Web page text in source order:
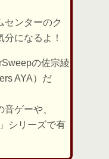
センターのク
になるよ！
の佐宗綾
AYA）だ
ゲーや、
シリーズで有